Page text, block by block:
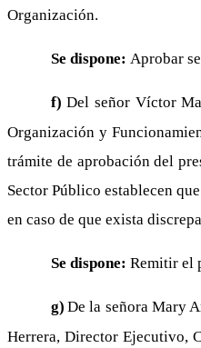
Organización.
Se dispone: Aprobar
f) Del señor Víctor
Organización y
trámite de aprobación del
Sector Público establecen
en caso de que exista
Se dispone: Remitir el
g) De la señora Mary
Herrera, Director Ejecutivo,